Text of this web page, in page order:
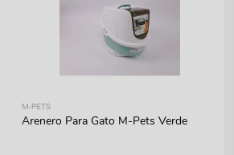
M-PETS
Arenero Para Gato M-Pets Verde